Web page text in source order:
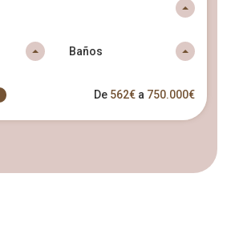
Baños
De 562€ a 750.000€